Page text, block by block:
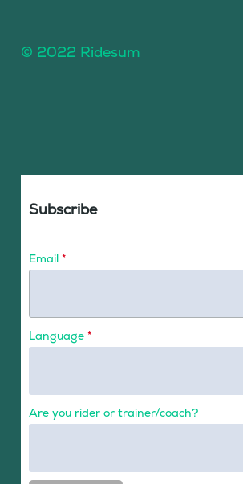
© 2022 Ridesum
Subscribe
Email *
Language *
Are you rider or trainer/coach?